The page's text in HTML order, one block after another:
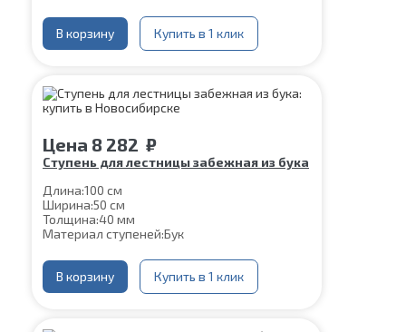
В корзину Купить в 1 клик
Цена 8 282 ₽
Ступень для лестницы забежная из бука
Длина:100 см
Ширина:50 см
Толщина:40 мм
Материал ступеней:Бук
В корзину Купить в 1 клик